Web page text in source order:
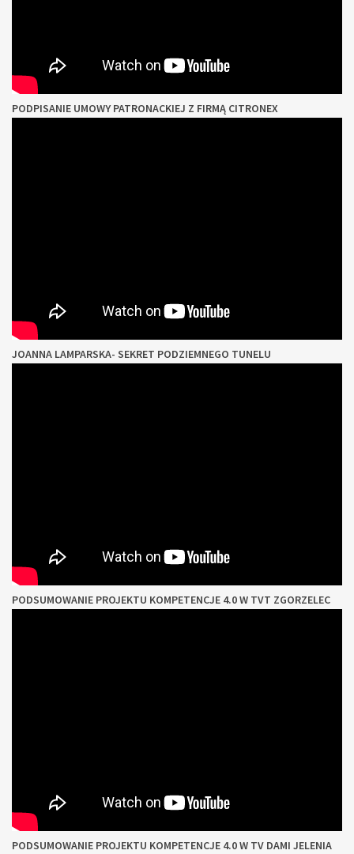
PODPISANIE UMOWY PATRONACKIEJ Z FIRMĄ CITRONEX
JOANNA LAMPARSKA- SEKRET PODZIEMNEGO TUNELU
PODSUMOWANIE PROJEKTU KOMPETENCJE 4.0 W TVT ZGORZELEC
PODSUMOWANIE PROJEKTU KOMPETENCJE 4.0 W TV DAMI JELENIA